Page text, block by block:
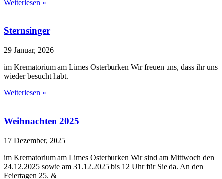
Weiterlesen »
Sternsinger
29 Januar, 2026
im Krematorium am Limes Osterburken Wir freuen uns, dass ihr uns
wieder besucht habt.
Weiterlesen »
Weihnachten 2025
17 Dezember, 2025
im Krematorium am Limes Osterburken Wir sind am Mittwoch den
24.12.2025 sowie am 31.12.2025 bis 12 Uhr für Sie da. An den
Feiertagen 25. &